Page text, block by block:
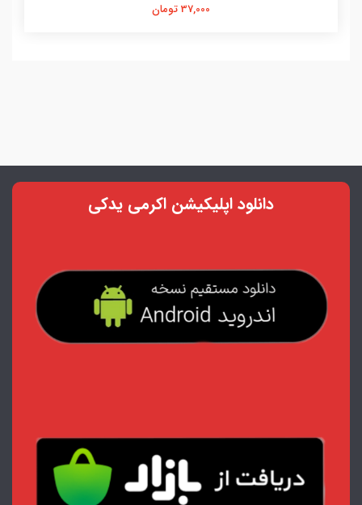
37,000 تومان
دانلود اپلیکیشن اکرمی یدکی